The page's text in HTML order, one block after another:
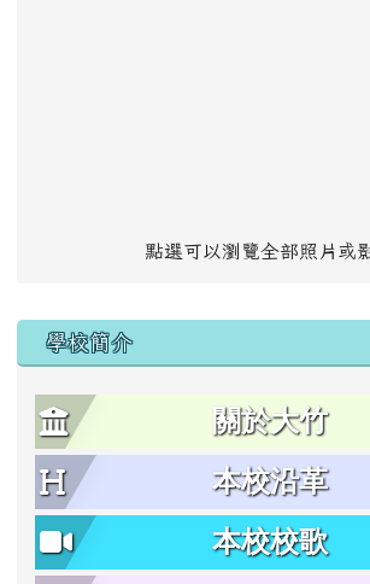
點選可以瀏覽全部照片或
學校簡介
關於大竹
本校沿革
本校校歌